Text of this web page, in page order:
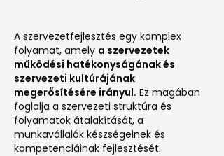
A szervezetfejlesztés egy komplex
folyamat, amely a szervezetek
működési hatékonyságának és
szervezeti kultúrájának
megerősítésére irányul. Ez magában
foglalja a szervezeti struktúra és
folyamatok átalakítását, a
munkavállalók készségeinek és
kompetenciáinak fejlesztését.